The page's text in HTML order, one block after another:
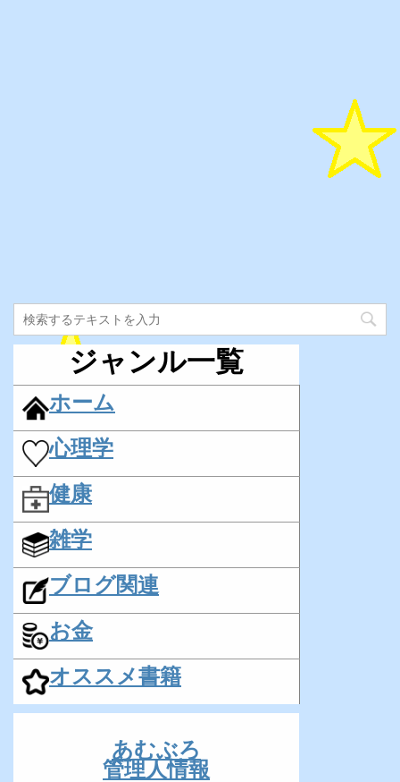
ジャンル一覧
ホーム
心理学
健康
雑学
ブログ関連
お金
オススメ書籍
あむぶろ
管理人情報